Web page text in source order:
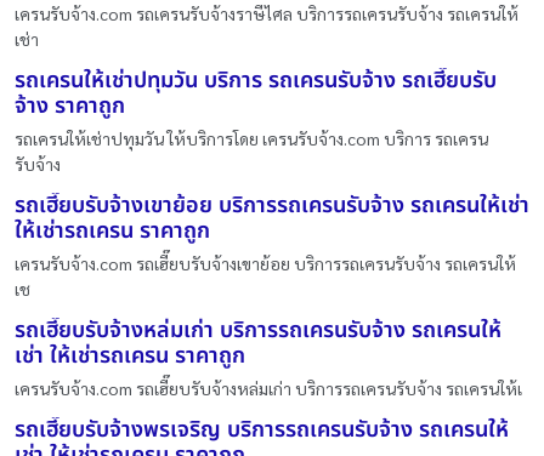
เครนรับจ้าง.com รถเครนรับจ้างราษีไศล บริการรถเครนรับจ้าง รถเครนให้
เช่า
รถเครนให้เช่าปทุมวัน บริการ รถเครนรับจ้าง รถเฮี๊ยบรับ
จ้าง ราคาถูก
รถเครนให้เช่าปทุมวัน ให้บริการโดย เครนรับจ้าง.com บริการ รถเครน
รับจ้าง
รถเฮี๊ยบรับจ้างเขาย้อย บริการรถเครนรับจ้าง รถเครนให้เช่า
ให้เช่ารถเครน ราคาถูก
เครนรับจ้าง.com รถเฮี๊ยบรับจ้างเขาย้อย บริการรถเครนรับจ้าง รถเครนให้
เช
รถเฮี๊ยบรับจ้างหล่มเก่า บริการรถเครนรับจ้าง รถเครนให้
เช่า ให้เช่ารถเครน ราคาถูก
เครนรับจ้าง.com รถเฮี๊ยบรับจ้างหล่มเก่า บริการรถเครนรับจ้าง รถเครนให้เ
รถเฮี๊ยบรับจ้างพรเจริญ บริการรถเครนรับจ้าง รถเครนให้